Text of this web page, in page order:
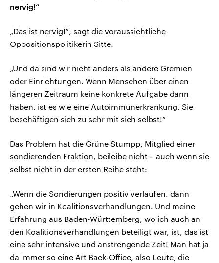
nervig!“
„Das ist nervig!“, sagt die voraussichtliche
Oppositionspolitikerin Sitte:
„Und da sind wir nicht anders als andere Gremien
oder Einrichtungen. Wenn Menschen über einen
längeren Zeitraum keine konkrete Aufgabe dann
haben, ist es wie eine Autoimmunerkrankung. Sie
beschäftigen sich zu sehr mit sich selbst!“
Das Problem hat die Grüne Stumpp, Mitglied einer
sondierenden Fraktion, beileibe nicht – auch wenn sie
selbst nicht in der ersten Reihe steht:
„Wenn die Sondierungen positiv verlaufen, dann
gehen wir in Koalitionsverhandlungen. Und meine
Erfahrung aus Baden-Württemberg, wo ich auch an
den Koalitionsverhandlungen beteiligt war, ist, das ist
eine sehr intensive und anstrengende Zeit! Man hat ja
da immer so eine Art Back-Office, also Leute, die